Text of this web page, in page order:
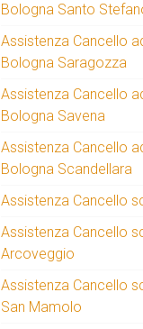
Bologna Santo
Assistenza Cancello
Bologna Saragozza
Assistenza Cancello
Bologna Savena
Assistenza Cancello
Bologna Scandellara
Assistenza Cancello
Assistenza Cancello
Arcoveggio
Assistenza Cancello
San Mamolo